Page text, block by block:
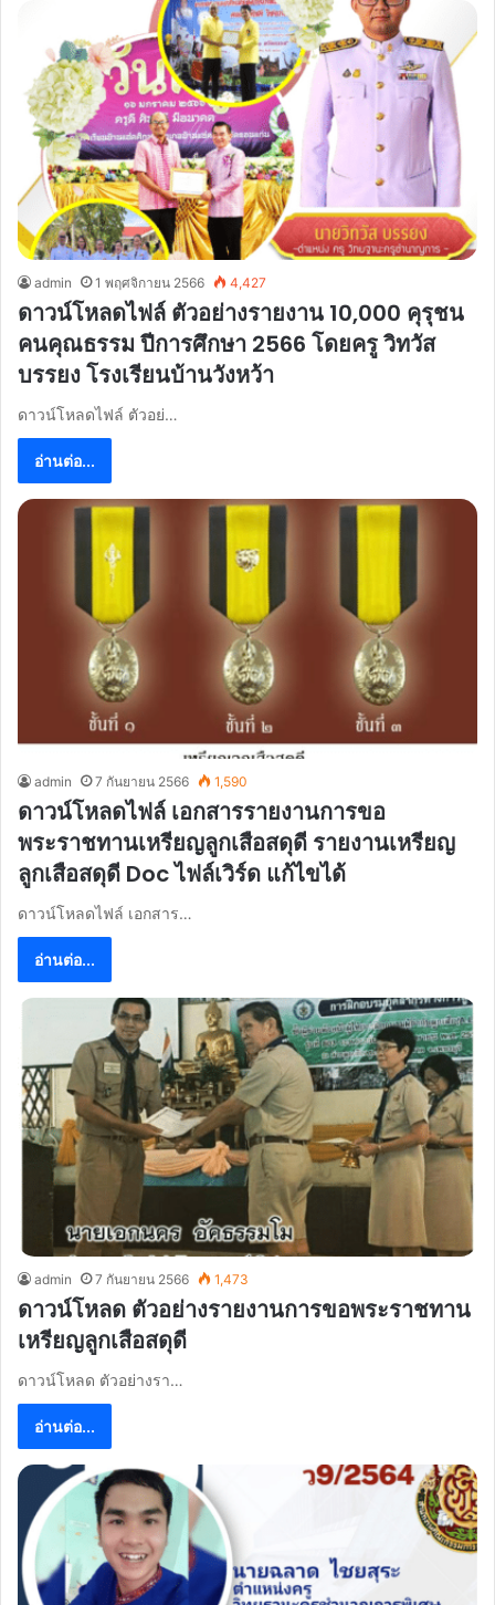
admin 1 พฤศจิกายน 2566 4,427
ดาวน์โหลดไฟล์ ตัวอย่างรายงาน 10,000 คุรุชน
คนคุณธรรม ปีการศึกษา 2566 โดยครู วิทวัส
บรรยง โรงเรียนบ้านวังหว้า
ดาวน์โหลดไฟล์ ตัวอย่…
อ่านต่อ...
admin 7 กันยายน 2566 1,590
ดาวน์โหลดไฟล์ เอกสารรายงานการขอ
พระราชทานเหรียญลูกเสือสดุดี รายงานเหรียญ
ลูกเสือสดุดี Doc ไฟล์เวิร์ด แก้ไขได้
ดาวน์โหลดไฟล์ เอกสาร…
อ่านต่อ...
admin 7 กันยายน 2566 1,473
ดาวน์โหลด ตัวอย่างรายงานการขอพระราชทาน
เหรียญลูกเสือสดุดี
ดาวน์โหลด ตัวอย่างรา…
อ่านต่อ...